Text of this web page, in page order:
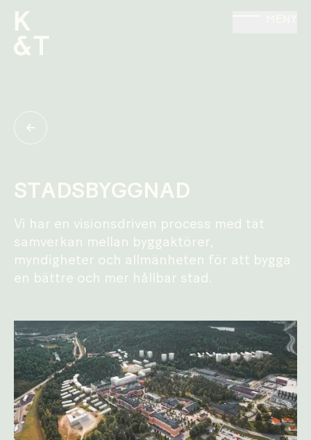
STADSBYGGNAD
Vi har en visionsdriven process med tät
samverkan mellan byggaktörer,
myndigheter och allmänheten för att bygga
en bättre och mer hållbar stad.